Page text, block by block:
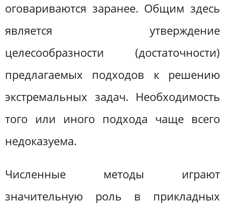
оговариваются заранее. Общим здесь
является утверждение
целесообразности (достаточности)
предлагаемых подходов к решению
экстремальных задач. Необходимость
того или иного подхода чаще всего
недоказуема.
Численные методы играют
значительную роль в прикладных